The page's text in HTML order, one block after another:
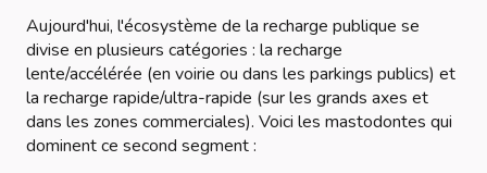
Aujourd'hui, l'écosystème de la recharge publique se
divise en plusieurs catégories : la recharge
lente/accélérée (en voirie ou dans les parkings publics) et
la recharge rapide/ultra-rapide (sur les grands axes et
dans les zones commerciales). Voici les mastodontes qui
dominent ce second segment :